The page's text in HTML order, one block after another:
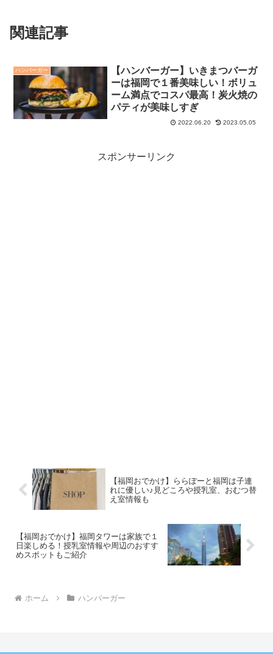
関連記事
ハンバーガー
【ハンバーガー】いきまつバーガ
ーは福岡で１番美味しい！ボリュ
ーム満点でコスパ最高！炭火焼の
パティが美味しすぎ
2022.06.20 2023.05.05
スポンサーリンク
【福岡おでかけ】ららぽーと福岡は子連
れに優しい♪見どころや授乳室、おむつ替
え室情報も
【福岡おでかけ】福岡タワーは家族で１
日楽しめる！授乳室情報や周辺のおすす
めスポットもご紹介
ホーム ハンバーガー